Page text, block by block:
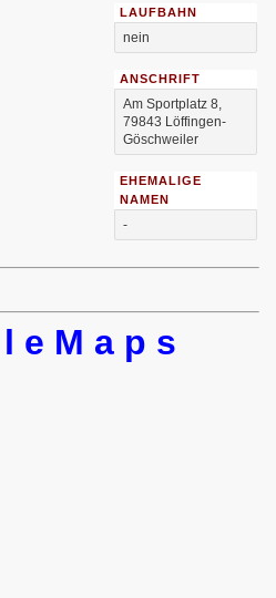
LAUFBAHN
nein
ANSCHRIFT
Am Sportplatz 8,
79843 Löffingen-
Göschweiler
EHEMALIGE
NAMEN
-
e M a p s